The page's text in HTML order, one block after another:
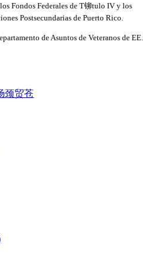
Fondos Federales de T铆tulo IV y los
Postsecundarias de Puerto Rico.
de Asuntos de Veteranos de EE.
颈贸苍